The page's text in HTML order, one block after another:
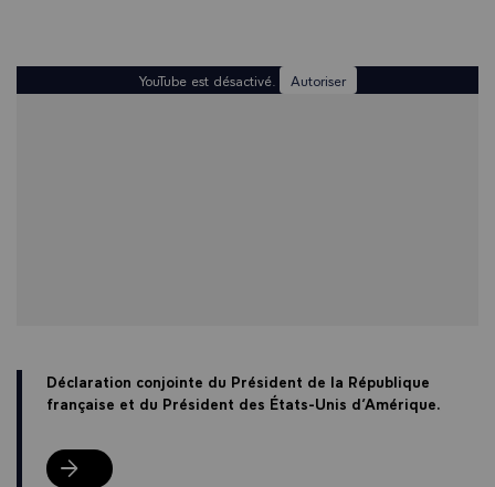
YouTube est désactivé. Autoriser
Déclaration conjointe du Président de la République
française et du Président des États-Unis d’Amérique.
Déclaration conjointe du Président de la République française et